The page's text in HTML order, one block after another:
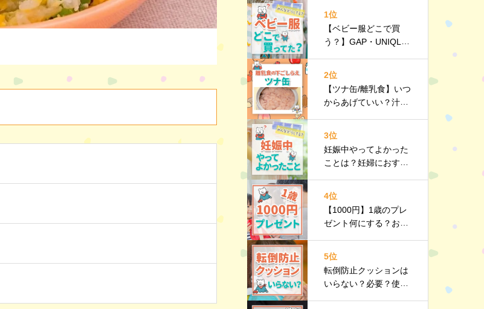
1位
【ベビー服どこで買
う？】GAP・UNIQL
2位
【ツナ缶/離乳食】いつ
からあげていい？汁
のポイントなど詳しく
解説
3位
妊娠中やってよかった
ことは？妊婦におすす
4位
【1000円】1歳のプレ
ゼント何にする？おす
紹介
5位
転倒防止クッションは
いらない？必要？使う